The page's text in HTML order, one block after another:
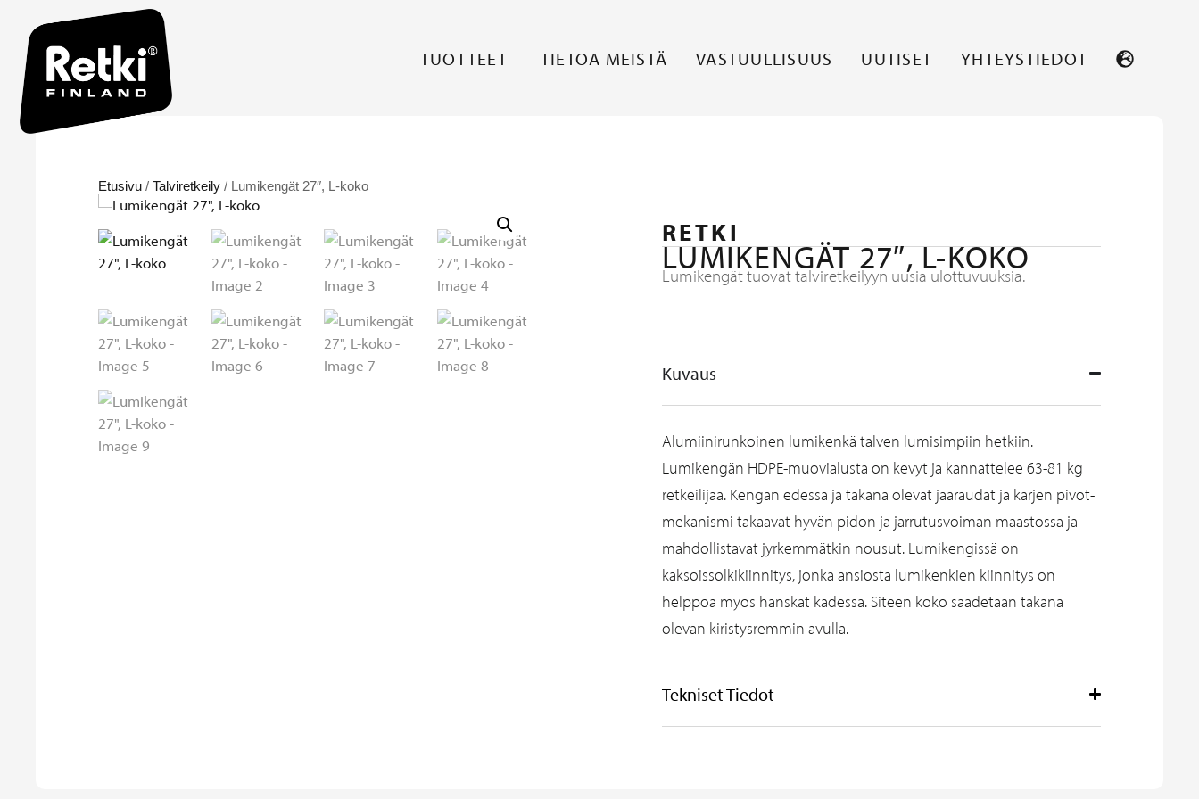
TUOTTEET TIETOA MEISTÄ VASTUULLISUUS UUTISET YHTEYSTIEDOT
Etusivu / Talviretkeily / Lumikengät 27″, L-koko
RETKI
LUMIKENGÄT 27″, L-KOKO
Lumikengät tuovat talviretkeilyyn uusia ulottuvuuksia.
Kuvaus
Alumiinirunkoinen lumikenkä talven lumisimpiin hetkiin.
Lumikengän HDPE-muovialusta on kevyt ja kannattelee 63-81 kg
retkeilijää. Kengän edessä ja takana olevat jääraudat ja kärjen pivot-
mekanismi takaavat hyvän pidon ja jarrutusvoiman maastossa ja
mahdollistavat jyrkemmätkin nousut. Lumikengissä on
kaksoissolkikiinnitys, jonka ansiosta lumikenkien kiinnitys on
helppoa myös hanskat kädessä. Siteen koko säädetään takana
olevan kiristysremmin avulla.
Tekniset Tiedot